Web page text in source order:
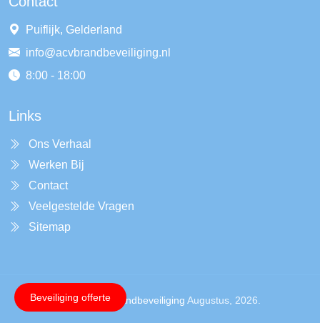
Puiflijk, Gelderland
info@acvbrandbeveiliging.nl
8:00 - 18:00
Links
Ons Verhaal
Werken Bij
Contact
Veelgestelde Vragen
Sitemap
Copyright ©Acvbrandbeveiliging Augustus, 2026.
Beveiliging offerte